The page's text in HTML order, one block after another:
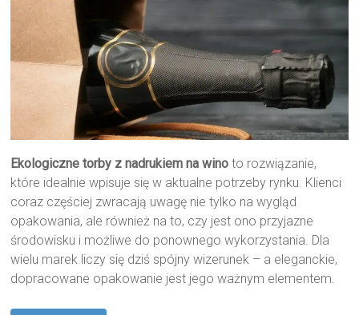
Ekologiczne torby z nadrukiem na wino to rozwiązanie,
które idealnie wpisuje się w aktualne potrzeby rynku. Klienci
coraz częściej zwracają uwagę nie tylko na wygląd
opakowania, ale również na to, czy jest ono przyjazne
środowisku i możliwe do ponownego wykorzystania. Dla
wielu marek liczy się dziś spójny wizerunek – a eleganckie,
dopracowane opakowanie jest jego ważnym elementem.